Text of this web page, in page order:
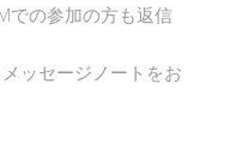
での参加の方も返信
ッセージノートをお